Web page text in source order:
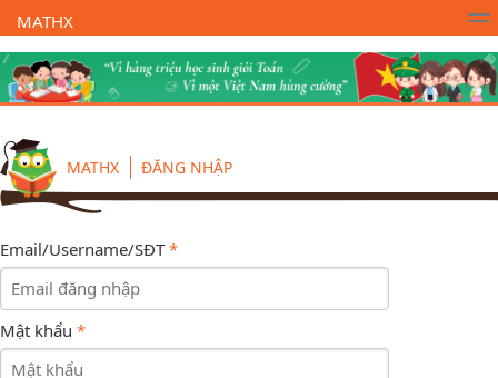
MATHX
Trường Toán Online MATHX Học toán - Lớp 1
MATHX ĐĂNG NHẬP
Email/Username/SĐT*
Mật khẩu *